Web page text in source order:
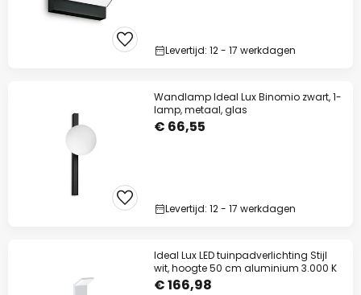
Levertijd: 12 - 17 werkdagen
Wandlamp Ideal Lux Binomio zwart, 1-
lamp, metaal, glas
€ 66,55
Levertijd: 12 - 17 werkdagen
Ideal Lux LED tuinpadverlichting Stijl
wit, hoogte 50 cm aluminium 3.000 K
€ 166,98